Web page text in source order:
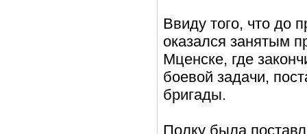
Ввиду того, что до
оказался занятым
Мценске, где
боевой задачи,
бригады.
Полку была